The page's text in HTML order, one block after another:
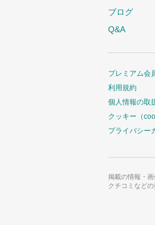
ブログ
Q&A
プレミアム会
利用規約
個人情報の取
クッキー（
プライバシー
掲載の情報・
クチコミなど